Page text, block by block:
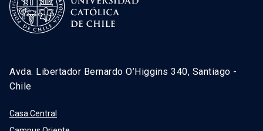
Avda. Libertador Bernardo O’Higgins 340, Santiago -
Chile
Casa Central